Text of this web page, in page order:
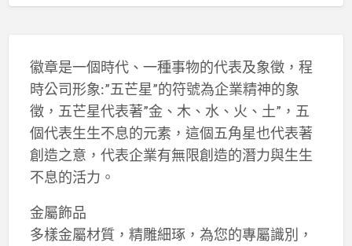
徽章是一個時代、一種事物的代表及象徵，程
時公司形象:”五芒星”的符號為企業精神的象
徵，五芒星代表著”金、木、水、火、土”，五
個代表生生不息的元素，這個五角星也代表著
創造之意，代表企業有無限創造的潛力與生生
不息的活力。
金屬飾品
多樣金屬材質，精雕細琢，為您的專屬識別，